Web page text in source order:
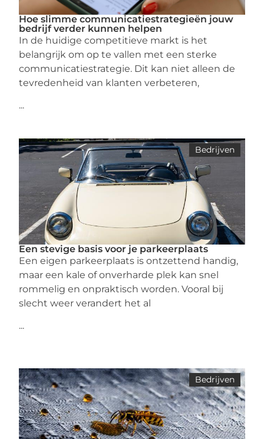
Hoe slimme communicatiestrategieën jouw
bedrijf verder kunnen helpen
In de huidige competitieve markt is het
belangrijk om op te vallen met een sterke
communicatiestrategie. Dit kan niet alleen de
tevredenheid van klanten verbeteren,
...
Bedrijven
Een stevige basis voor je parkeerplaats
Een eigen parkeerplaats is ontzettend handig,
maar een kale of onverharde plek kan snel
rommelig en onpraktisch worden. Vooral bij
slecht weer verandert het al
...
Bedrijven